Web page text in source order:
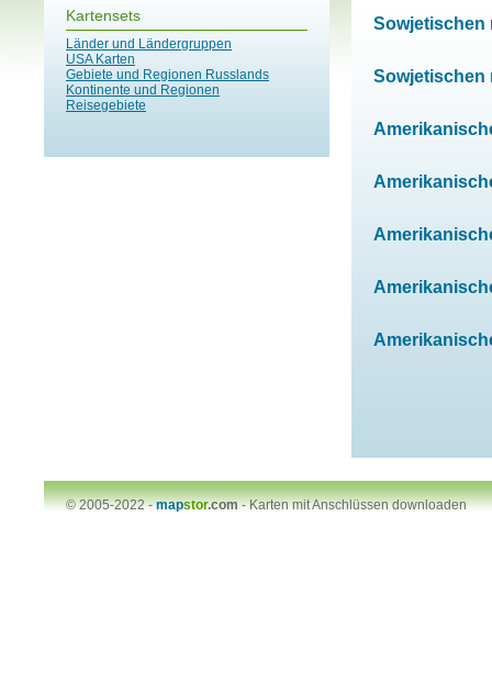
Kartensets
Länder und Ländergruppen
USA Karten
Gebiete und Regionen Russlands
Kontinente und Regionen
Reisegebiete
Sowjetischen
Sowjetischen
© 2005-2022 -mapstor.com-Karten mit Anschlüssen downloaden